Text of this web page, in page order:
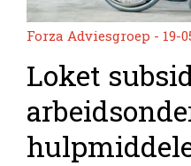
Forza Adviesgroep - 19-
Loket